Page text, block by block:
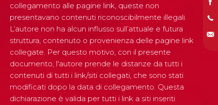
collegamento alle pagine link, queste non
presentavano contenuti riconoscibilmente illegali.
L’autore non ha alcun influsso sull’attuale e futura
struttura, contenuto o provenienza delle pagine link
collegate. Per questo motivo, con il presente
documento, l'autore prende le distanze da tutti i
contenuti di tutti i link/siti collegati, che sono stati
modificati dopo la data di collegamento. Questa
dichiarazione è valida per tutti i link a siti inseriti